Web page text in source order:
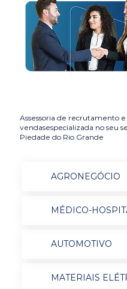
Assessoria de recrutamento
vendasespecializada no seu
Piedade do Rio Grande
AGRONEGÓCIO
MÉDICO-
AUTOMOTIVO
MATERIAIS